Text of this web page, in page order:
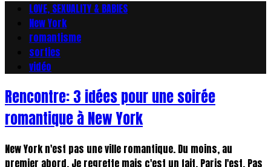
LOVE, SEXUALITY & BABIES
New York
romantisme
sorties
vidéo
Rencontre: 3 idées pour une soirée
romantique à New York
New York n'est pas une ville romantique. Du moins, au
premier abord. Je regrette mais c'est un fait. Paris l'est. Pas